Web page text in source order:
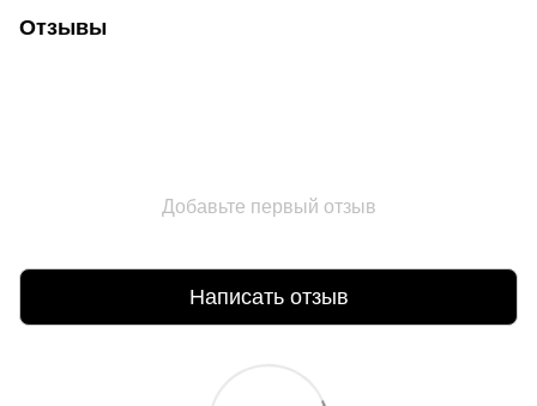
Отзывы
Добавьте первый отзыв
Написать отзыв